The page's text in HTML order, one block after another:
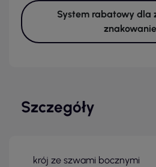
System rabatowy dla
Szczegóły
krój ze szwami bocznymi